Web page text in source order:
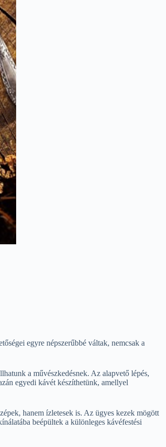
egyre népszerűbbé váltak, nemcsak a
a művészkedésnek. Az alapvető lépés,
egyedi kávét készíthetünk, amellyel
hanem ízletesek is. Az ügyes kezek mögött
beépültek a különleges kávéfestési